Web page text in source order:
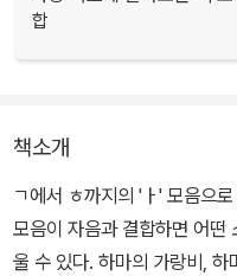
합
책소개
ㄱ에서 ㅎ까지의 'ㅏ' 모음으
모음이 자음과 결합하면 어떤
울 수 있다. 하마의 가랑비,